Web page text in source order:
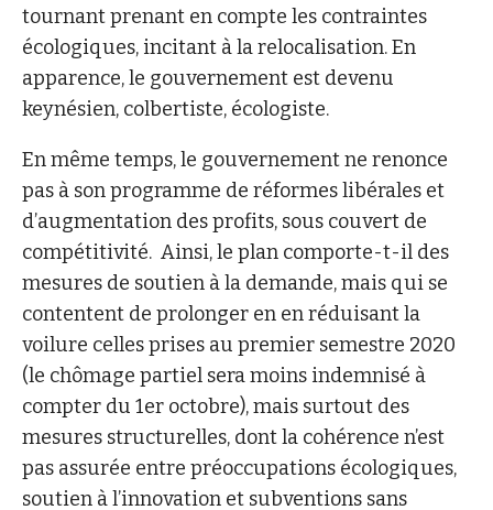
tournant prenant en compte les contraintes
écologiques, incitant à la relocalisation. En
apparence, le gouvernement est devenu
keynésien, colbertiste, écologiste.
En même temps, le gouvernement ne renonce
pas à son programme de réformes libérales et
d’augmentation des profits, sous couvert de
compétitivité. Ainsi, le plan comporte-t-il des
mesures de soutien à la demande, mais qui se
contentent de prolonger en en réduisant la
voilure celles prises au premier semestre 2020
(le chômage partiel sera moins indemnisé à
compter du 1er octobre), mais surtout des
mesures structurelles, dont la cohérence n’est
pas assurée entre préoccupations écologiques,
soutien à l’innovation et subventions sans